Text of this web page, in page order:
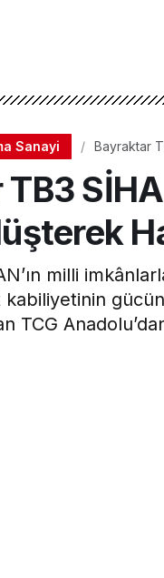
Sanayi Bayraktar
milli
TCG